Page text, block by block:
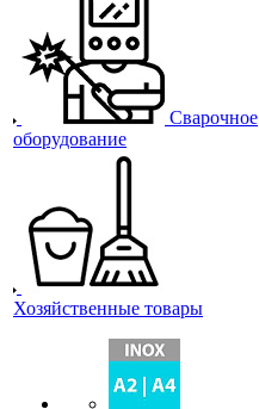
Сварочное
оборудование
Хозяйственные товары